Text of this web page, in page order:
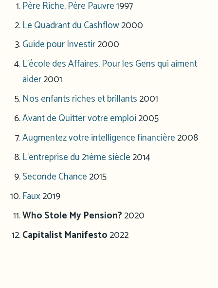
Père Riche, Père Pauvre1997
Le Quadrant du Cashflow2000
Guide pour Investir2000
L’école des Affaires, Pour les Gens qui aiment
aider2001
Nos enfants riches et brillants2001
Avant de Quitter votre emploi2005
Augmentez votre intelligence financière2008
L’entreprise du 21ème siècle2014
Seconde Chance2015
Faux2019
Who Stole My Pension?2020
Capitalist Manifesto2022